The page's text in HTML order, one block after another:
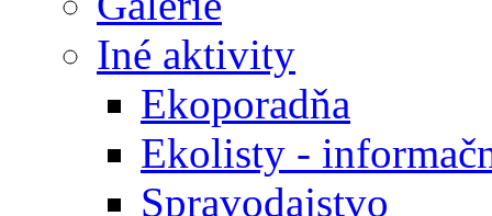
Iné aktivity
Ekoporadňa
Ekolisty -
Spravodajstvo